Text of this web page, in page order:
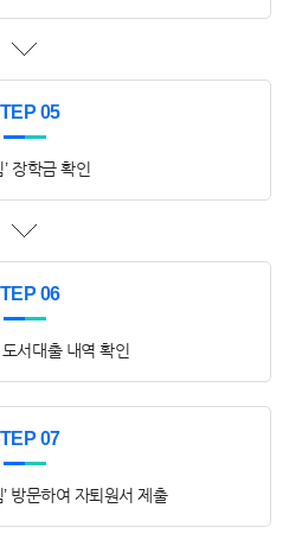
05
’ 장학금 확인
06
도서대출 내역 확인
07
방문하여 자퇴원서 제출